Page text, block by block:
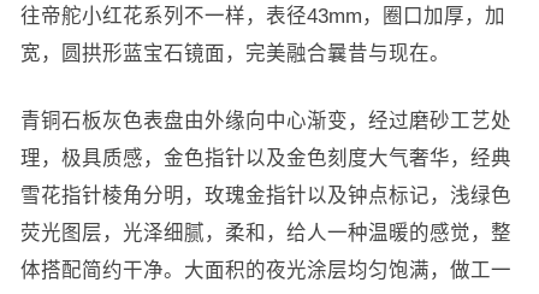
往帝舵小红花系列不一样，表径43mm，圈口加厚，加
宽，圆拱形蓝宝石镜面，完美融合曩昔与现在。
青铜石板灰色表盘由外缘向中心渐变，经过磨砂工艺处
理，极具质感，金色指针以及金色刻度大气奢华，经典
雪花指针棱角分明，玫瑰金指针以及钟点标记，浅绿色
荧光图层，光泽细腻，柔和，给人一种温暖的感觉，整
体搭配简约干净。大面积的夜光涂层均匀饱满，做工一